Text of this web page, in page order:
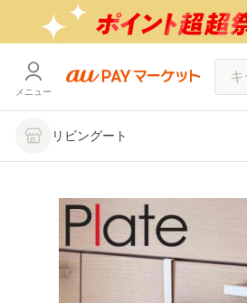
メニュー
リビングート